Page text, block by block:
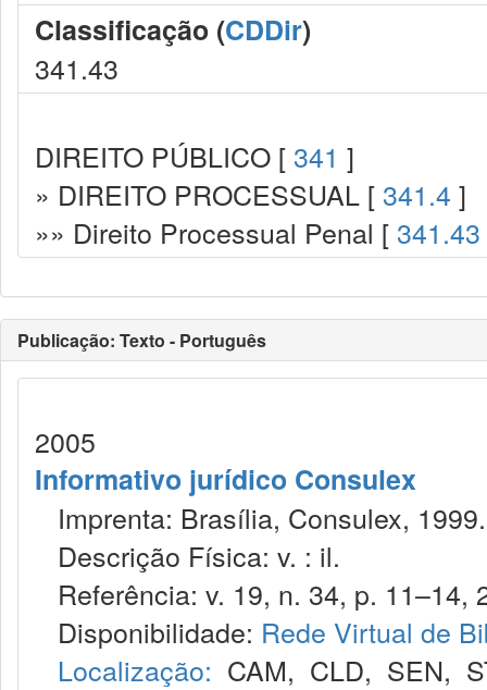
Classificação (CDDir)
341.43
DIREITO PÚBLICO [ 341 ]
» DIREITO PROCESSUAL [ 341.4 ]
»» Direito Processual Penal [ 341.43
Publicação: Texto - Português
2005
Informativo jurídico Consulex
Imprenta: Brasília, Consulex, 1999.
Descrição Física: v. : il.
Referência: v. 19, n. 34, p. 11–14,
Disponibilidade: Rede Virtual de
Localização: CAM, CLD, SEN,